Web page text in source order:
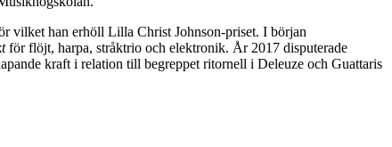
vilket han erhöll Lilla Christ Johnson-priset. I början
för flöjt, harpa, stråktrio och elektronik. År 2017 disputerade
kraft i relation till begreppet ritornell i Deleuze och Guattaris